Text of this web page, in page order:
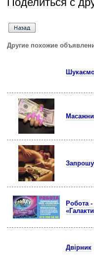
Другие похожие
Робота
Двірник